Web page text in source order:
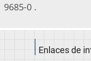
9685-0 .
Enlaces de